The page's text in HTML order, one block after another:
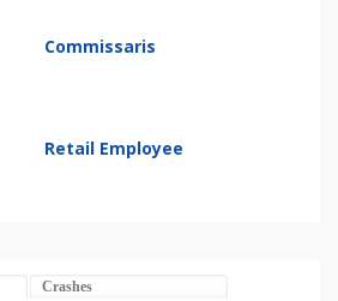
Commissaris
Retail Employee
Crashes